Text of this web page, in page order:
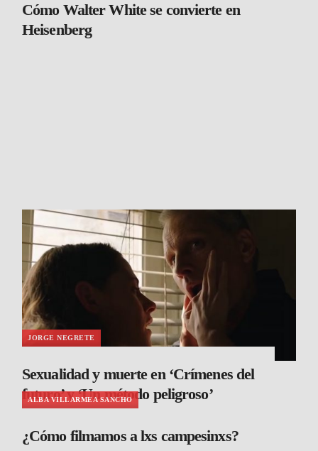
Cómo Walter White se convierte en
Heisenberg
JORGE NEGRETE
Sexualidad y muerte en ‘Crímenes del
futuro’ y ‘Un método peligroso’
ALBA VILLARMEA SANCHO
¿Cómo filmamos a lxs campesinxs?